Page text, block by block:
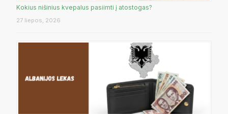
Kokius nišinius kvepalus pasiimti į atostogas?
27 liepos, 2026